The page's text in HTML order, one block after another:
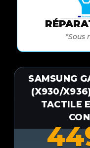
*Sous
SAMSUNG
(X930/
TACTILE